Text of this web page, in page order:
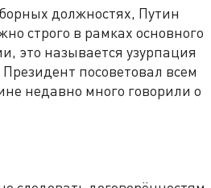
должностях, Путин
строго в рамках основного
это называется узурпация
посоветовал всем
недавно много говорили о